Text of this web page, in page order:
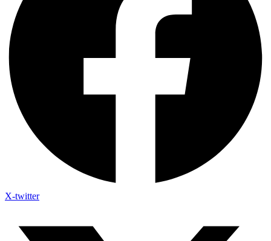
X-twitter